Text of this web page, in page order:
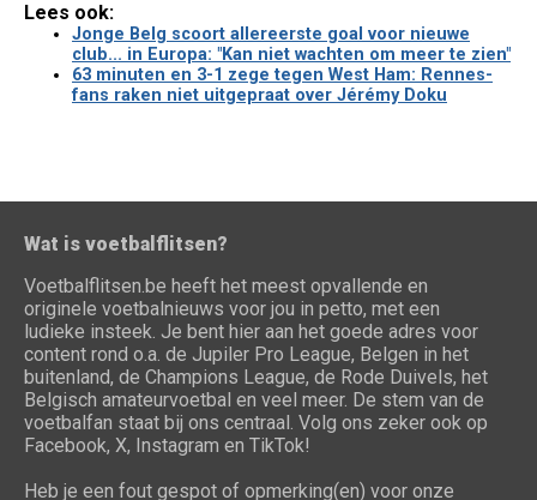
Lees ook:
Jonge Belg scoort allereerste goal voor nieuwe
club... in Europa: "Kan niet wachten om meer te zien"
63 minuten en 3-1 zege tegen West Ham: Rennes-
fans raken niet uitgepraat over Jérémy Doku
Wat is voetbalflitsen?
Voetbalflitsen.be heeft het meest opvallende en
originele voetbalnieuws voor jou in petto, met een
ludieke insteek. Je bent hier aan het goede adres voor
content rond o.a. de Jupiler Pro League, Belgen in het
buitenland, de Champions League, de Rode Duivels, het
Belgisch amateurvoetbal en veel meer. De stem van de
voetbalfan staat bij ons centraal. Volg ons zeker ook op
Facebook, X, Instagram en TikTok!
Heb je een fout gespot of opmerking(en) voor onze